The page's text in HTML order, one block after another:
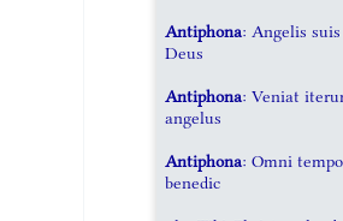
Antiphona: Angelis suis
Deus
Antiphona: Veniat
angelus
Antiphona: Omni
benedic